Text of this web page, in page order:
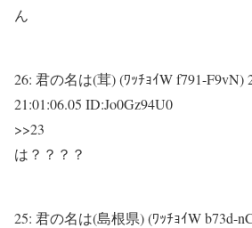
ん
26: 君の名は(茸) (ﾜｯﾁｮｲW f791-F9vN)
21:01:06.05 ID:Jo0Gz94U0
>>23
は？？？？
25: 君の名は(島根県) (ﾜｯﾁｮｲW b73d-